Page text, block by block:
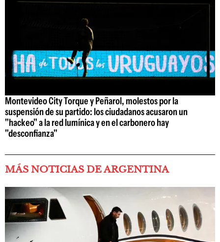
Montevideo City Torque y Peñarol, molestos por la
suspensión de su partido: los ciudadanos acusaron un
"hackeo" a la red lumínica y en el carbonero hay
"desconfianza"
MÁS NOTICIAS DE ARGENTINA